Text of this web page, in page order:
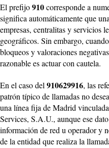
El prefijo910corresponde a
significa automáticamente que
empresas, centralitas y servicios
geográficos. Sin embargo,
bloqueos y valoraciones
razonable es actuar con cautela.
En el caso del 910629916, las
patrón típico de llamadas no
una línea fija de Madrid
Services, S.A.U., aunque ese
información de red u operador y
de la entidad que realiza la